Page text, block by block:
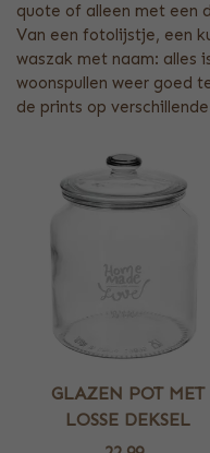
quote of alleen met een
Van een fotolijstje, een
waszak met naam: alles
woonspullen weer goed
de prints op
GLAZEN POT MET
LOSSE DEKSEL